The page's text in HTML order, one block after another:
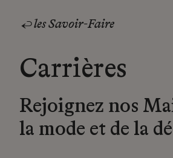
les Savoir-Faire
Carrières
Rejoignez nos
la mode et de la